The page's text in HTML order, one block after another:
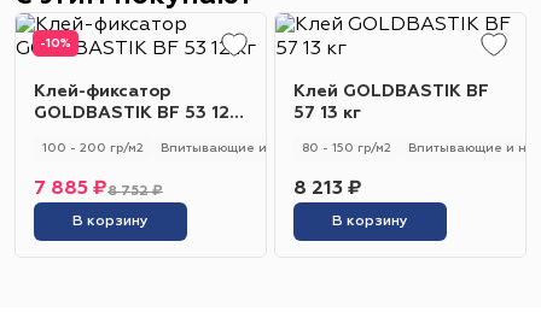
-10%
Клей-фиксатор
GOLDBASTIK BF 53 12
100 - 200 гр/м2 Впитывающие и не впитывающие Универсальный
8 752 ₽
7 885 ₽
В корзину
Клей GOLDBASTIK BF
57 13 кг
80 - 150 гр/м2 Впитывающие и не
8 213 ₽
В корзину